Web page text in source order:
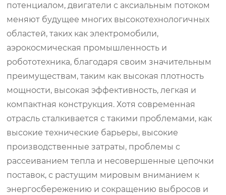
потенциалом, двигатели с аксиальным потоком
меняют будущее многих высокотехнологичных
областей, таких как электромобили,
аэрокосмическая промышленность и
робототехника, благодаря своим значительным
преимуществам, таким как высокая плотность
мощности, высокая эффективность, легкая и
компактная конструкция. Хотя современная
отрасль сталкивается с такими проблемами, как
высокие технические барьеры, высокие
производственные затраты, проблемы с
рассеиванием тепла и несовершенные цепочки
поставок, с растущим мировым вниманием к
энергосбережению и сокращению выбросов и